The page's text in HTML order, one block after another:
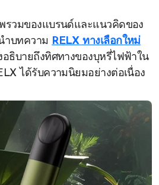
รวมของแบรนด์และแนวคิดของ
ำบทความ RELX ทางเลือกใหม่
ธิบายถึงทิศทางของบุหรี่ไฟฟ้าใน
ได้รับความนิยมอย่างต่อเนื่อง